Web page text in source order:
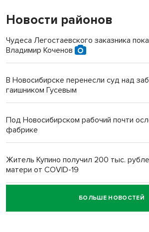
Новости районов
Чудеса Легостаевского заказника
Владимир Коченов
В Новосибирске перенесли суд над
гаишником Гусевым
Под Новосибирском рабочий почти
фабрике
Житель Купино получил 200 тыс.
матери от COVID-19
Новосибирский суд наказал водителя
пенсионерки на вокзале
БОЛЬШЕ НОВОСТЕЙ